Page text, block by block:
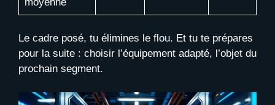
Le cadre posé, tu élimines le flou. Et tu te prépares
pour la suite : choisir l’équipement adapté, l’objet du
prochain segment.